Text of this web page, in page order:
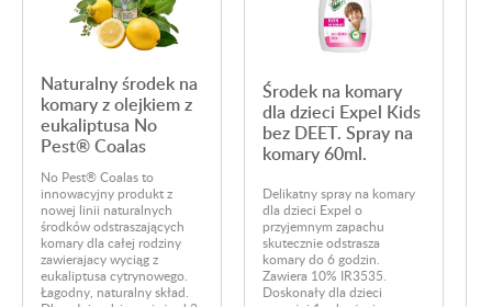
Naturalny środek na
komary z olejkiem z
eukaliptusa No
Pest® Coalas
No Pest® Coalas to
innowacyjny produkt z
nowej linii naturalnych
środków odstraszających
komary dla całej rodziny
zawierajacy wyciąg z
eukaliptusa cytrynowego.
Łagodny, naturalny skład.
Środek na komary
dla dzieci Expel Kids
bez DEET. Spray na
komary 60ml.
Delikatny spray na komary
dla dzieci Expel o
przyjemnym zapachu
skutecznie odstrasza
komary do 6 godzin.
Zawiera 10% IR3535.
Doskonały dla dzieci